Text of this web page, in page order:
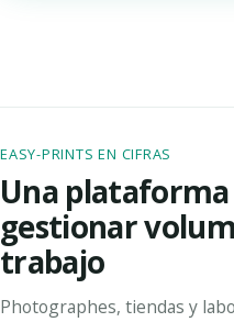
EASY-PRINTS EN CIFRAS
Una
gestionar
trabajo
Photographes, tiendas y